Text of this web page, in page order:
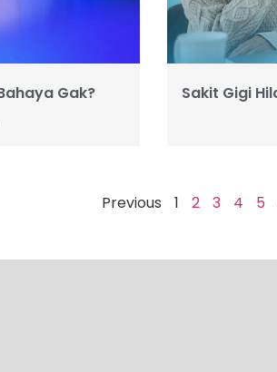
Gak? Sakit Gigi
Previous 1 2 3 4 5